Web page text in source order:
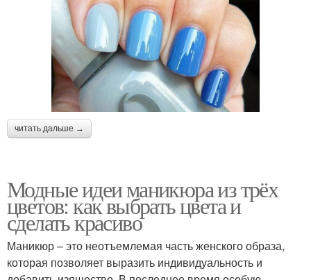
читать дальше →
Модные идеи маникюра из трёх
цветов: как выбрать цвета и
сделать красиво
Маникюр – это неотъемлемая часть женского образа,
которая позволяет выразить индивидуальность и